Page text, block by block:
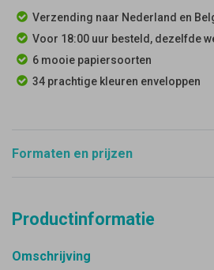
Verzending naar Nederland en
Voor 18:00 uur besteld, dezelfde
6 mooie papiersoorten
34 prachtige kleuren enveloppen
Formaten en prijzen
Productinformatie
Omschrijving